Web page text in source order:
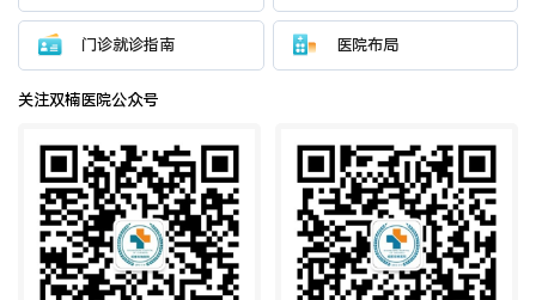
门诊就诊指南 医院布局
关注双楠医院公众号